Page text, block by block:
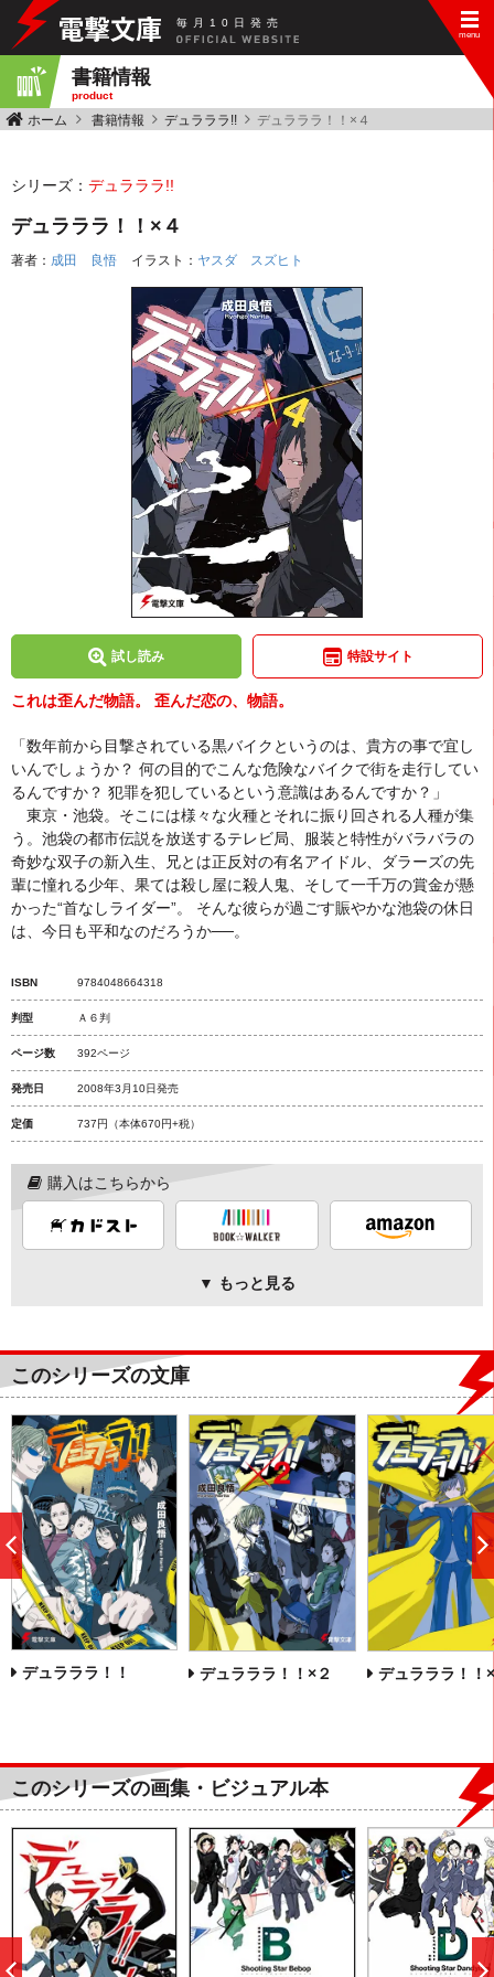
毎 月 10 日 発 売
書籍情報
product
ホーム 書籍情報 デュラララ!! デュラララ！！×４
シリーズ： デュラララ!!
デュラララ！！×４
著者： 成田 良悟 イラスト： ヤスダ スズヒト
試し読み 特設サイト
これは歪んだ物語。 歪んだ恋の、物語。
「数年前から目撃されている黒バイクというのは、貴方の事で宜し
いんでしょうか？ 何の目的でこんな危険なバイクで街を走行してい
るんですか？ 犯罪を犯しているという意識はあるんですか？」
東京・池袋。そこには様々な火種とそれに振り回される人種が集
う。池袋の都市伝説を放送するテレビ局、服装と特性がバラバラの
奇妙な双子の新入生、兄とは正反対の有名アイドル、ダラーズの先
輩に憧れる少年、果ては殺し屋に殺人鬼、そして一千万の賞金が懸
かった“首なしライダー”。 そんな彼らが過ごす賑やかな池袋の休日
は、今日も平和なのだろうか──。
ISBN 9784048664318
判型 Ａ６判
ページ数 392ページ
発売日 2008年3月10日発売
定価 737円 （本体670円+税）
購入はこちらから
▼ もっと見る
このシリーズの文庫
デュラララ！！ デュラララ！！×２ デュラララ！！
前
へ
このシリーズの画集・ビジュアル本